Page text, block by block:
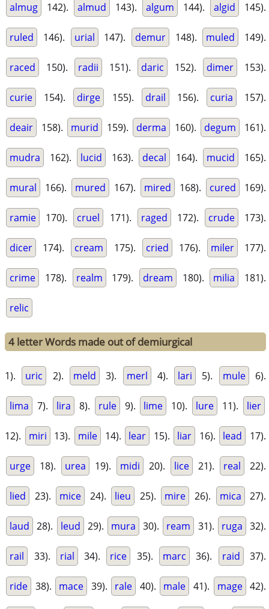
almug 142). almud 143). algum 144). algid 145).
ruled 146). urial 147). demur 148). muled 149).
raced 150). radii 151). daric 152). dimer 153).
curie 154). dirge 155). drail 156). curia 157).
deair 158). murid 159). derma 160). degum 161).
mudra 162). lucid 163). decal 164). mucid 165).
mural 166). mured 167). mired 168). cured 169).
ramie 170). cruel 171). raged 172). crude 173).
dicer 174). cream 175). cried 176). miler 177).
crime 178). realm 179). dream 180). milia 181).
relic
4 letter Words made out of demiurgical
1). uric 2). meld 3). merl 4). lari 5). mule 6).
lima 7). lira 8). rule 9). lime 10). lure 11). lier
12). miri 13). mile 14). lear 15). liar 16). lead 17).
urge 18). urea 19). midi 20). lice 21). real 22).
lied 23). mice 24). lieu 25). mire 26). mica 27).
laud 28). leud 29). mura 30). ream 31). ruga 32).
rail 33). rial 34). rice 35). marc 36). raid 37).
ride 38). mace 39). rale 40). male 41). mage 42).